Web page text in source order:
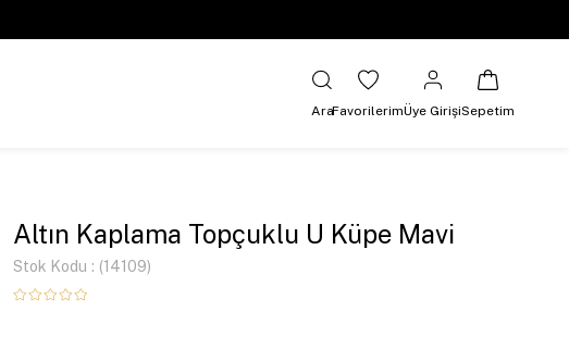
AraFavorilerimÜye GirişiSepetim
Altın Kaplama Topçuklu U Küpe Mavi
Stok Kodu (14109)